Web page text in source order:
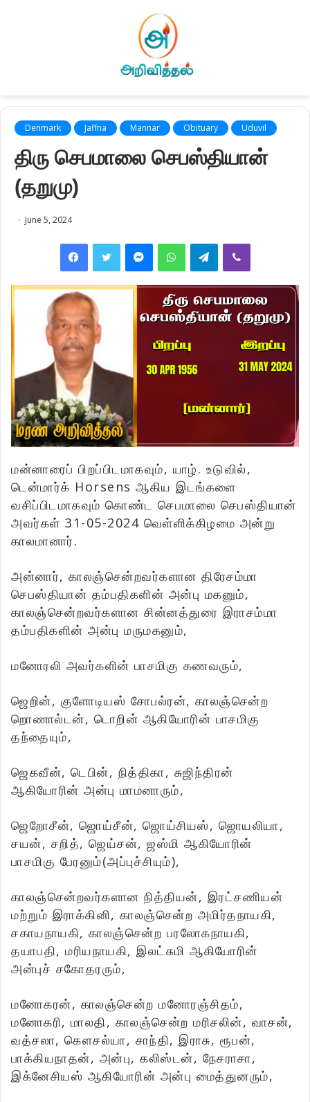
Denmark Jaffna Mannar Obituary Uduvil
திரு செபமாலை செபஸ்தியான்
(தறுமு)
June 5, 2024
FacebookTwitter MessengerWhatsAppTelegramViber
மன்னாரைப் பிறப்பிடமாகவும், யாழ். உடுவில்,
டென்மார்க் Horsens ஆகிய இடங்களை
வசிப்பிடமாகவும் கொண்ட செபமாலை செபஸ்தியான்
அவர்கள் 31-05-2024 வெள்ளிக்கிழமை அன்று
காலமானார்.
அன்னார், காலஞ்சென்றவர்களான திரேசம்மா
செபஸ்தியான் தம்பதிகளின் அன்பு மகனும்,
காலஞ்சென்றவர்களான சின்னத்துரை இராசம்மா
தம்பதிகளின் அன்பு மருமகனும்,
மனோரலி அவர்களின் பாசமிகு கணவரும்,
ஜெறின், குளோடியஸ் சோபல்ரன், காலஞ்சென்ற
றொணால்டன், டொறின் ஆகியோரின் பாசமிகு
தந்தையும்,
ஜெகவீன், டெபின், நித்திகா, சுஜிந்திரன்
ஆகியோரின் அன்பு மாமனாரும்,
ஜெறோசீன், ஜொய்சீன், ஜொய்சியஸ், ஜொயலியா,
சயன், சறித், ஜெய்சன், ஜஸ்மி ஆகியோரின்
பாசமிகு பேரனும்(அப்புச்சியும்),
காலஞ்சென்றவர்களான நித்தியன், இரட்சணியன்
மற்றும் இராக்கினி, காலஞ்சென்ற அமிர்தநாயகி,
சகாயநாயகி, காலஞ்சென்ற பரலோகநாயகி,
தயாபதி, மரியநாயகி, இலட்சுமி ஆகியோரின்
அன்புச் சகோதரரும்,
மனோகரன், காலஞ்சென்ற மனோரஞ்சிதம்,
மனோகரி, மாலதி, காலஞ்சென்ற மரிசலின், வாசன்,
வத்சலா, கெளசல்யா, சாந்தி, இராசு, ரூபன்,
பாக்கியநாதன், அன்பு, கலிஸ்டன், நேசராசா,
இக்னேசியஸ் ஆகியோரின் அன்பு மைத்துனரும்,